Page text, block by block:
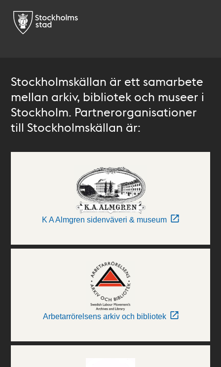
Stockholmskällan är ett samarbete
mellan arkiv, bibliotek och museer i
Stockholm. Partnerorganisationer
till Stockholmskällan är:
K A Almgren sidenväveri & museum
Arbetarrörelsens arkiv och bibliotek